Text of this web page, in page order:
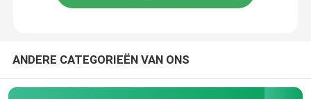
ANDERE CATEGORIEËN VAN ONS